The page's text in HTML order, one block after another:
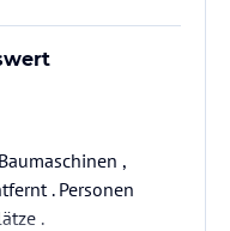
,
. Personen
.